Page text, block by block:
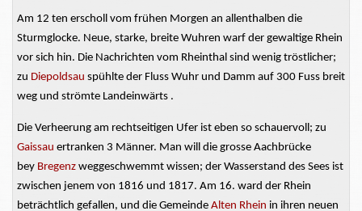
Am 12 ten erscholl vom frühen Morgen an allenthalben die
Sturmglocke. Neue, starke, breite Wuhren warf der gewaltige Rhein
vor sich hin. Die Nachrichten vom Rheinthal sind wenig tröstlicher;
zu Diepoldsau spühlte der Fluss Wuhr und Damm auf 300 Fuss breit
weg und strömte Landeinwärts .
Die Verheerung am rechtseitigen Ufer ist eben so schauervoll; zu
Gaissau ertranken 3 Männer. Man will die grosse Aachbrücke
bey Bregenz weggeschwemmt wissen; der Wasserstand des Sees ist
zwischen jenem von 1816 und 1817. Am 16. ward der Rhein
beträchtlich gefallen, und die Gemeinde Alten Rhein in ihren neuen